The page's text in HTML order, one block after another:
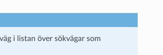
i listan över sökvägar som